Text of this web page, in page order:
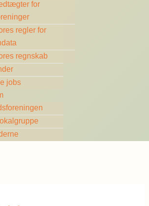
for
regler for
regnskab
jobs